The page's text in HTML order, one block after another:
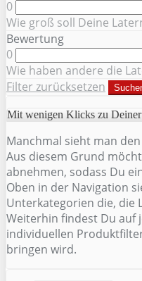
0
Wie groß soll Deine
Bewertung
0
Wie haben andere die
Filter zurücksetzen
Mit wenigen Klicks zu
Manchmal sieht man
Aus diesem Grund
abnehmen, sodass Du
Oben in der Navigation
Unterkategorien die, die
Weiterhin findest Du auf
individuellen
bringen wird.